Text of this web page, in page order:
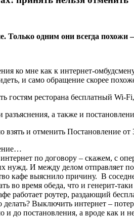
Только одним они всегда
ко мне как к интернет-
и само обращение скорее
гостям ресторана бесплатный Wi-
а также и
и отменить Постановление
по договору – скажем, с
нужд. И между делом отправляет
кафе выяснило причину. В
во время обеда, что и генерит-
работает роутер, раздающий
Выключить интернет –
до постановления, а вроде как и